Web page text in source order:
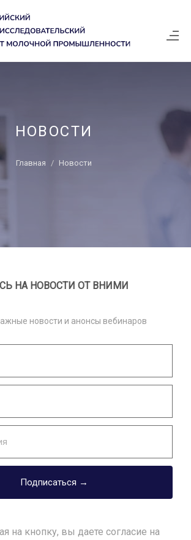
НОВОСТИ
Главная Новости
НА НОВОСТИ ОТ ВНИМИ
новости и анонсы вебинаров
Подписаться →
на кнопку, вы даете согласие на